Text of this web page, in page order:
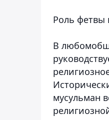
Роль фетвы
В
мусульман